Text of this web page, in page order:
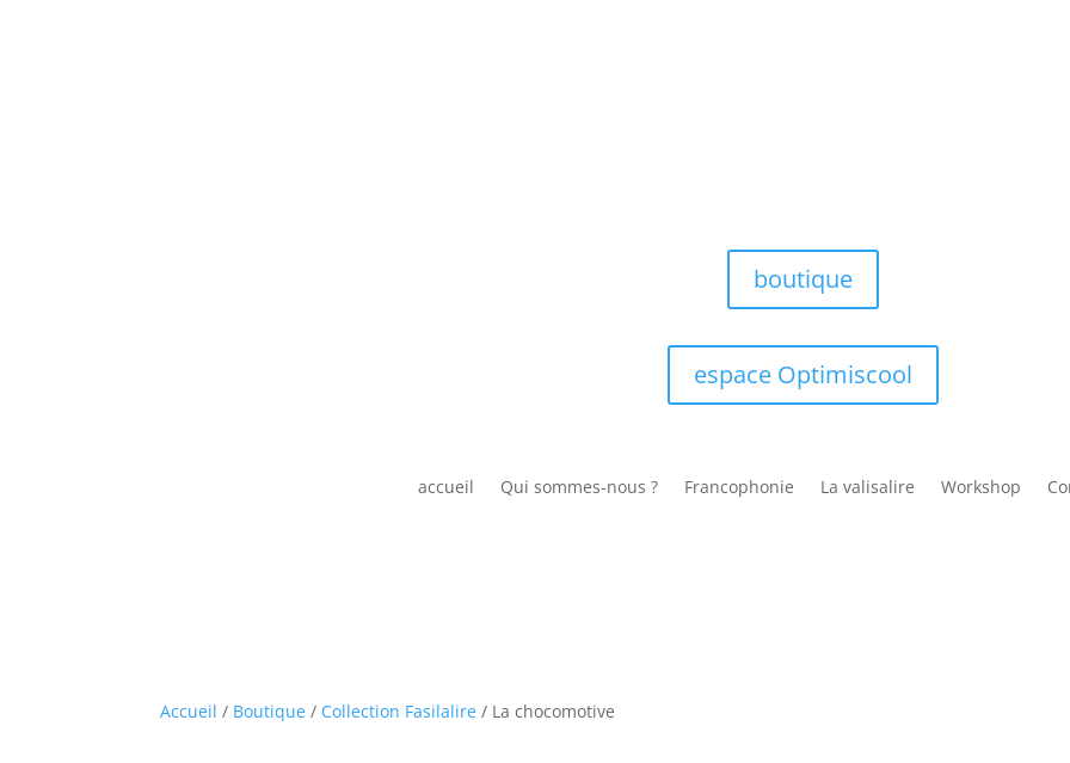
boutique
espace Optimiscool
accueil Qui sommes-nous ? Francophonie La valisalire Workshop
Accueil / Boutique / Collection Fasilalire / La chocomotive